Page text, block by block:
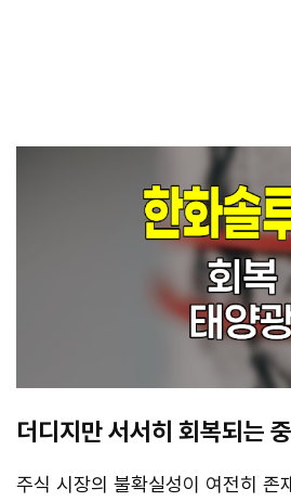
더디지만 서서히 회복되는 중
주식 시장의 불확실성이 여전히 존